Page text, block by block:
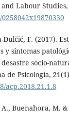
Labour Studies,
Dulčić, F. (2017).
y síntomas
socio-
de Psicología,
acp.2018.21.1.8
Buenahora, M.